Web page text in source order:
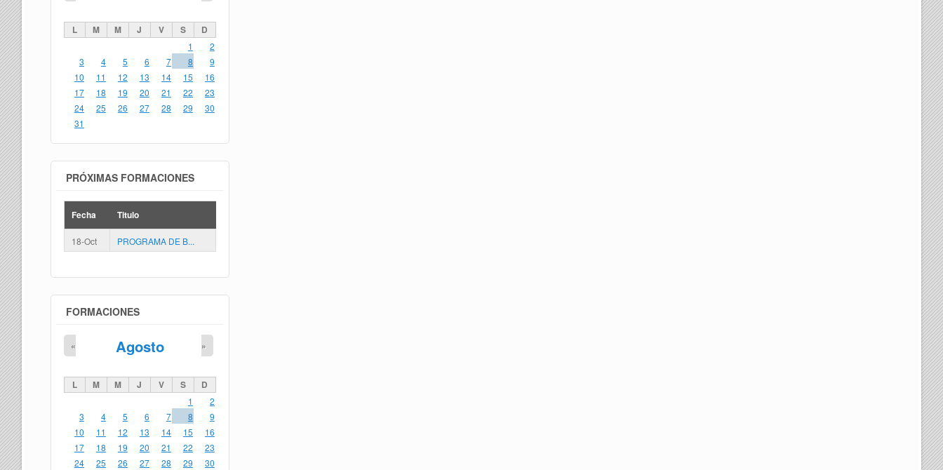
L M M J V S D
1
2
3
4 5 6 7 8
9
10
11 12 13 14 15
16
17
18 19 20 21 22
23
24
25 26 27 28 29
30
31
PRÓXIMAS FORMACIONES
Fecha Titulo
18-Oct PROGRAMA DE B...
FORMACIONES
Agosto
« »
L M M J V S D
1
2
3
4 5 6 7 8
9
10
11 12 13 14 15
16
17
18 19 20 21 22
23
24
25 26 27 28 29
30